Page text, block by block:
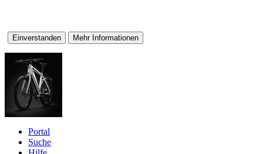
Portal
Suche